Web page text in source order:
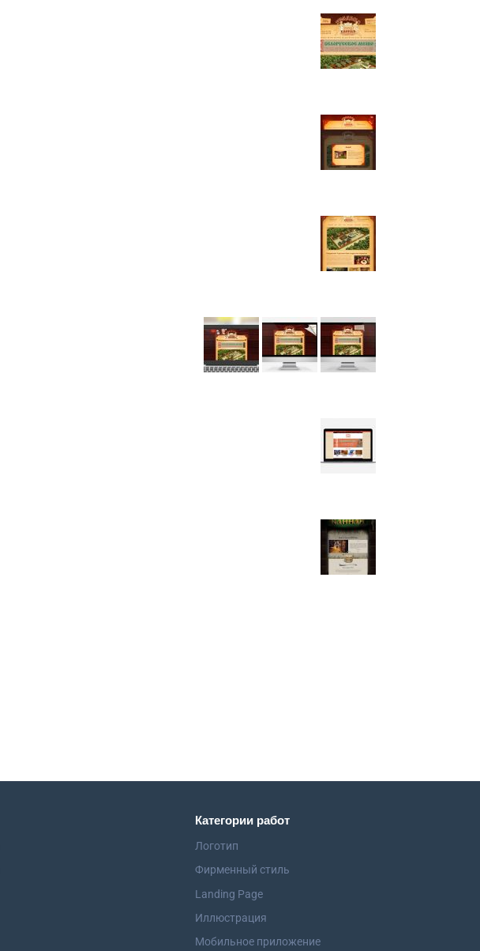
Категории работ
Логотип
Фирменный стиль
Landing Page
Иллюстрация
Мобильное приложение